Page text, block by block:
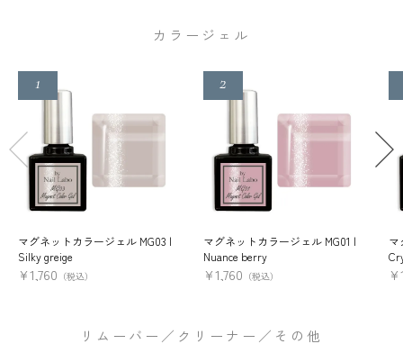
カラージェル
マグネットカラージェル MG03 |
Silky greige
¥1,760 （税込）
マグネットカラージェル MG01 |
Nuance berry
¥1,760 （税込）
マ
¥
リムーバー／クリーナー／その他